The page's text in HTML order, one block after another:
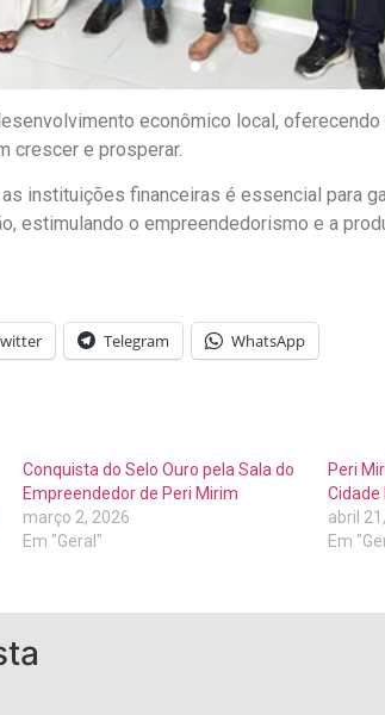
econômico local,
crescer e prosperar.
instituições financeiras é essencial para
estimulando o empreendedorismo e a
Telegram WhatsApp
Conquista do Selo Ouro pela Sala do
Empreendedor de Peri Mirim
março 2, 2026
Em "Geral"
Peri
abril
Em